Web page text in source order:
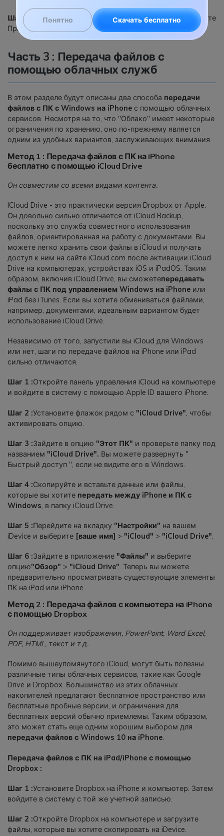
Шаг 7 :
Когда вы будете готовы к синхронизации, нажмите
Применить.
Часть 3 : Передача файлов с
помощью облачных служб
В этом разделе будут описаны два способа передачи
файлов с ПК с Windows на iPhone с помощью облачных
сервисов. Несмотря на то, что "Облако" имеет некоторые
ограничения по хранению, оно по-прежнему является
одним из удобных вариантов, заслуживающих внимания.
Метод 1 : Передача файлов с ПК на iPhone
бесплатно с помощью iCloud Drive
Он совместим со всеми видами контента.
ICloud Drive - это практически версия Dropbox от Apple.
Он довольно сильно отличается от iCloud Backup,
поскольку это служба совместного использования
файлов, ориентированная на работу с документами. Вы
можете легко хранить свои файлы в iCloud и получать
доступ к ним на сайте iCloud.com после активации iCloud
Drive на компьютерах, устройствах iOS и iPadOS. Таким
образом, включив iCloud Drive, вы сможетепередавать
файлы с ПК под управлением Windows на iPhone или
iPad без iTunes. Если вы хотите обмениваться файлами,
например, документами, идеальным вариантом будет
использование iCloud Drive.
Независимо от того, запустили вы iCloud для Windows
или нет, шаги по передаче файлов на iPhone или iPad
сильно отличаются.
Шаг 1 :Откройте панель управления iCloud на компьютере
и войдите в систему с помощью Apple ID вашего iPhone.
Шаг 2 :Установите флажок рядом с "iCloud Drive" , чтобы
активировать опцию.
Шаг 3 :Зайдите в опцию "Этот ПК" и проверьте папку под
названием "iCloud Drive". Вы можете развернуть "
Быстрый доступ ", если не видите его в Windows.
Шаг 4 :Скопируйте и вставьте данные или файлы,
которые вы хотите передать между iPhone и ПК с
Windows, в папку iCloud Drive.
Шаг 5 :Перейдите на вкладку "Настройки" на вашем
iDevice и выберите [ваше имя] > "iCloud" > "iCloud Drive".
Шаг 6 :Зайдите в приложение "Файлы" и выберите
опцию"Обзор" > "iCloud Drive". Теперь вы можете
предварительно просматривать существующие элементы
ПК на iPad или iPhone.
Метод 2 : Передача файлов с компьютера на iPhone
с помощью Dropbox
Он поддерживает изображения, PowerPoint, Word Excel,
PDF, HTML, текст и т.д.
Помимо вышеупомянутого iCloud, могут быть полезны
различные типы облачных сервисов, такие как Google
Drive и Dropbox. Большинство из этих облачных
накопителей предлагают бесплатное пространство или
бесплатные пробные версии, и ограничения для
бесплатных версий обычно приемлемы. Таким образом,
это может стать еще одним хорошим выбором для
передачи файлов с Windows 10 на iPhone.
Передача файлов с ПК на iPad/iPhone с помощью
Dropbox :
Шаг 1 :Установите Dropbox на iPhone и компьютер. Затем
войдите в систему с той же учетной записью.
Шаг 2 :Откройте Dropbox на компьютере и загрузите
файлы, которые вы хотите скопировать на iDevice.
Понятно Скачать бесплатно